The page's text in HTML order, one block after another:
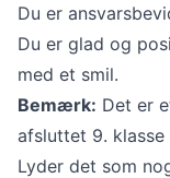
Du er
Du er glad og
med et smil.
Bemærk: Det er
afsluttet 9.
Lyder det som